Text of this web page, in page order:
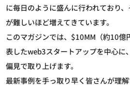
に毎日のように盛んに行われており
が難しいほど増えてきています。
このマガジンでは、$10MM（約10億
表したweb3スタートアップを中心に
偏見で取り上げます。
最新事例を手っ取り早く皆さんが理